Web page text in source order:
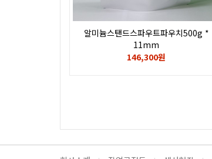
알미늄스탠드스파우트파우치500g *
11mm
146,300원